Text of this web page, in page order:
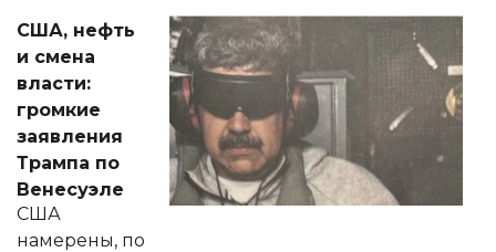
актуальных тем —
от слухов о
политических
реформах до
вопросов армии,
экономики и
личного здоровья.
США, нефть
и смена
власти:
громкие
заявления
Трампа по
Венесуэле
США
намерены, по